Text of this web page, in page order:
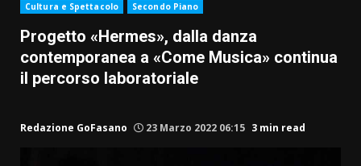
Cultura e Spettacolo Secondo Piano
Progetto «Hermes», dalla danza
contemporanea a «Come Musica» continua
il percorso laboratoriale
Redazione GoFasano 23 Marzo 2022 06:15 3 min read